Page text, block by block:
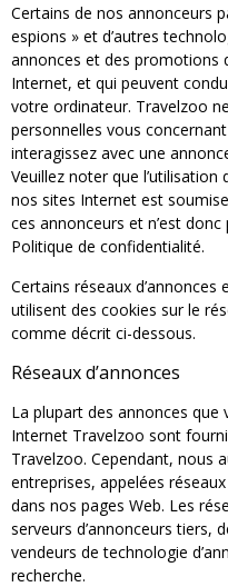
Certains de nos annonceurs
espions » et d’autres
annonces et des promotions
Internet, et qui peuvent
votre ordinateur. Travelzoo
personnelles vous
interagissez avec une
Veuillez noter que
nos sites Internet est
ces annonceurs et n’est
Politique de confidentialité.
Certains réseaux
utilisent des cookies sur le
comme décrit ci-dessous.
Réseaux d’annonces
La plupart des annonces que
Internet Travelzoo sont
Travelzoo. Cependant, nous
entreprises, appelées
dans nos pages Web. Les
serveurs d’annonceurs tiers,
vendeurs de technologie
recherche.